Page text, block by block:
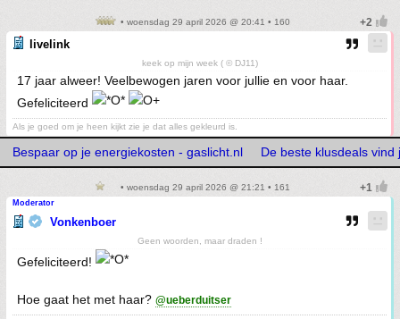
• woensdag 29 april 2026 @ 20:41 • 160
livelink
keek op mijn week ( © DJ11)
17 jaar alweer! Veelbewogen jaren voor jullie en voor haar.
Gefeliciteerd
Als je goed om je heen kijkt zie je dat alles gekleurd is.
Bespaar op je energiekosten - gaslicht.nl De beste klusdeals vind
• woensdag 29 april 2026 @ 21:21 • 161
Moderator
Vonkenboer
Geen woorden, maar draden !
Gefeliciteerd!
Hoe gaat het met haar? @ueberduitser